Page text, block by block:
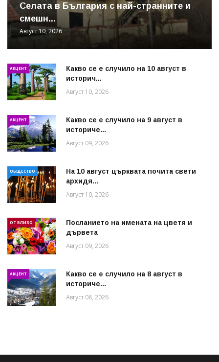
Cелата в България с най-странните и
смешн...
Август 10, 2026
АКЦЕНТ
Какво се е случило на 10 август в
историч...
Август 10, 2026
АКЦЕНТ
Какво се е случило на 9 август в
историче...
Август 09, 2026
ОБЩЕСТВО
На 10 август църквата почита свети
архидя...
Август 10, 2026
ОТ БЛИЗО
Посланието на имената на цветя и
дървета
Август 09, 2026
АКЦЕНТ
Какво се е случило на 8 август в
историче...
Август 08, 2026